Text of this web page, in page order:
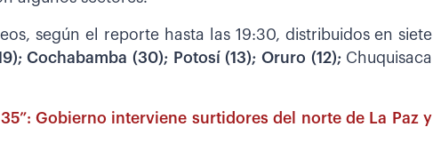
según el reporte hasta las 19:30, distribuidos en siete
Cochabamba (30); Potosí (13); Oruro (12); Chuquisaca
Gobierno interviene surtidores del norte de La Paz y